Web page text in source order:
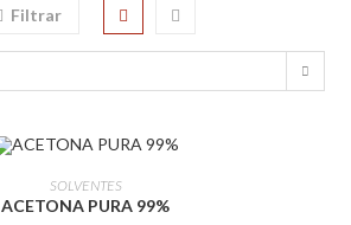
Filtrar
LEIA MAIS
SOLVENTES
ACETONA PURA 99%